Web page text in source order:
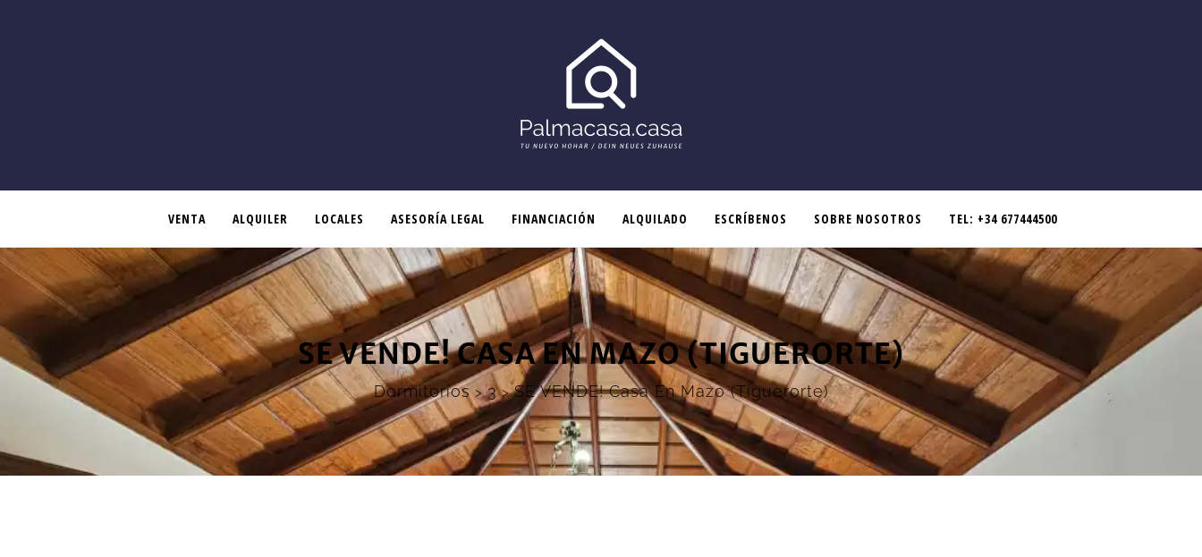
VENTA ALQUILER LOCALES ASESORÍA LEGAL FINANCIACIÓN ALQUILADO ESCRÍBENOS SOBRE NOSOTROS TEL: +34 677444500
SE VENDE! CASA EN MAZO (TIGUERORTE)
Dormitorios >3>SE VENDE! Casa En Mazo (Tiguerorte)